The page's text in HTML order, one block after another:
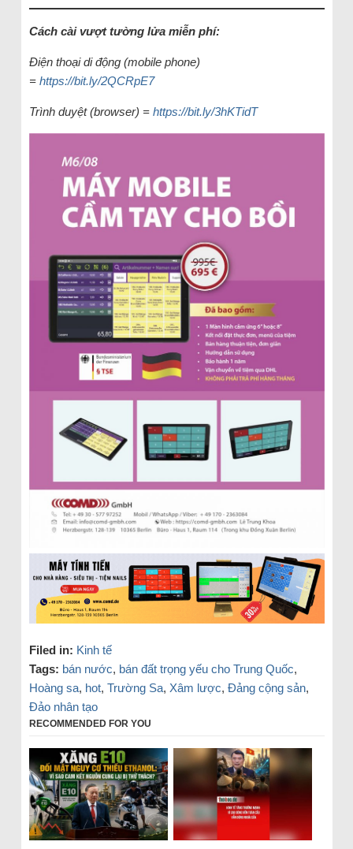
Cách cài vượt tường lửa miễn phí:
Điện thoại di động (mobile phone)
= https://bit.ly/2QCRpE7
Trình duyệt (browser) = https://bit.ly/3hKTidT
Filed in: Kinh tế
Tags: bán nước, bán đất trọng yếu cho Trung Quốc,
Hoàng sa, hot, Trường Sa, Xâm lược, Đảng cộng sản,
Đảo nhân tạo
RECOMMENDED FOR YOU